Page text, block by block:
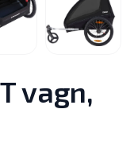
vagn,